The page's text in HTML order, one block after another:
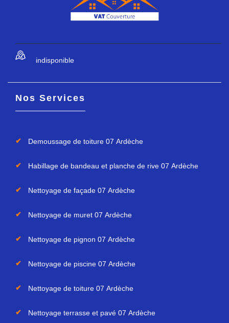
indisponible
Nos Services
Demoussage de toiture 07 Ardèche
Habillage de bandeau et planche de rive 07 Ardèche
Nettoyage de façade 07 Ardèche
Nettoyage de muret 07 Ardèche
Nettoyage de pignon 07 Ardèche
Nettoyage de piscine 07 Ardèche
Nettoyage de toiture 07 Ardèche
Nettoyage terrasse et pavé 07 Ardèche